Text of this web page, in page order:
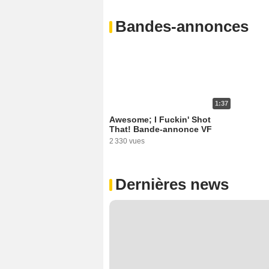
Bandes-annonces
1:37
Awesome; I Fuckin' Shot
That! Bande-annonce VF
2 330 vues
Dernières news